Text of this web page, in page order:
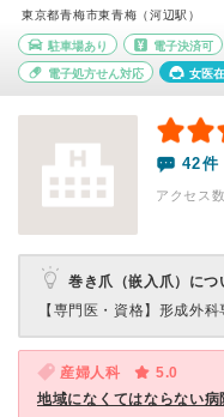
東京都青梅市東青梅（河辺駅）
駐車場あり 電子決済可
電子処方せん対応 女医
42件
アクセス
巻き爪（嵌入爪）につ
【専門医・資格】 形成外科
産婦人科
5.0
地域になくてはならない病